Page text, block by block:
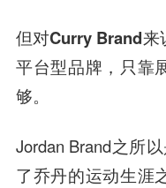
但对Curry Brand来
平台型品牌，只靠
够。
Jordan Brand之所
了乔丹的运动生涯